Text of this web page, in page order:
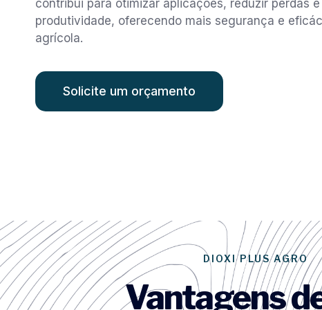
contribui para otimizar aplicações, reduzir perdas
produtividade, oferecendo mais segurança e
agrícola.
Solicite um orçamento
DIOXI PLUS AGRO
Vantagens